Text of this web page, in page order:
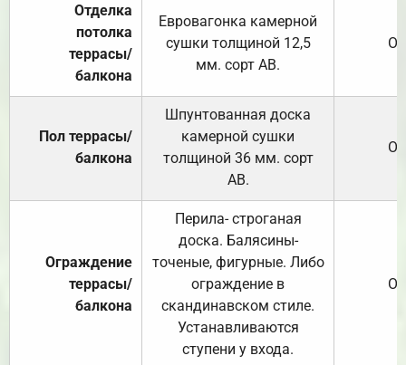
Отделка
потолка
террасы/
балкона
Евровагонка камерной
сушки толщиной 12,5
мм. сорт АВ.
Пол террасы/
балкона
Шпунтованная доска
камерной сушки
толщиной 36 мм. сорт
АВ.
Ограждение
террасы/
балкона
Перила- строганая
доска. Балясины-
точеные, фигурные. Либо
ограждение в
скандинавском стиле.
Устанавливаются
ступени у входа.